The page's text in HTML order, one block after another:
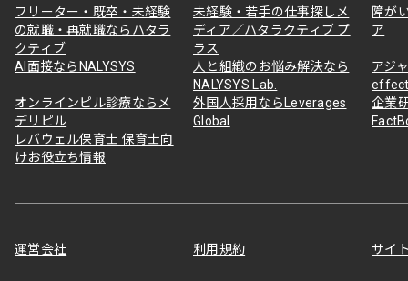
フリーター・既卒・未経験
の就職・再就職ならハタラ
クティブ
未経験・若手の仕事探しメ
ディア／ハタラクティブ プ
ラス
障が
ア
AI面接ならNALYSYS
人と組織のお悩み解決なら
NALYSYS Lab.
アジ
オンラインピル診療ならメ
デリピル
外国人採用ならLeverages
Global
企業
レバウェル保育士 保育士向
けお役立ち情報
運営会社 利用規約 サイ